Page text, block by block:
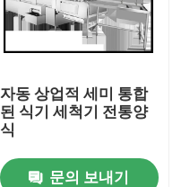
자동 상업적 세미 통합
된 식기 세척기 전통양
식
문의 보내기